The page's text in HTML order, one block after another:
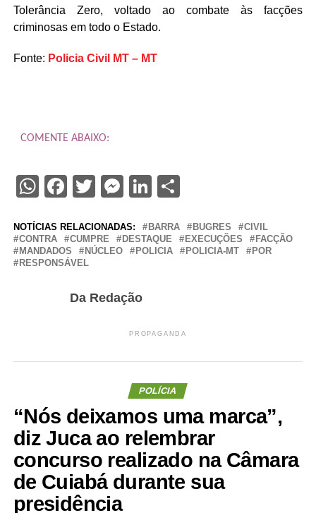
Tolerância Zero, voltado ao combate às facções
criminosas em todo o Estado.
Fonte: Policia Civil MT – MT
COMENTE ABAIXO:
WhatsApp
Facebook
Twitter
Messenger
LinkedIn
Share
NOTÍCIAS RELACIONADAS: BARRA BUGRES
CIVIL
CONTRA
CUMPRE DESTAQUE EXECUÇÕES
FACÇÃO
MANDADOS
NÚCLEO POLICIA POLICIA-MT
POR
RESPONSÁVEL
Da Redação
PROPAGANDA
POLÍCIA
“Nós deixamos uma marca”,
diz Juca ao relembrar
concurso realizado na Câmara
de Cuiabá durante sua
presidência